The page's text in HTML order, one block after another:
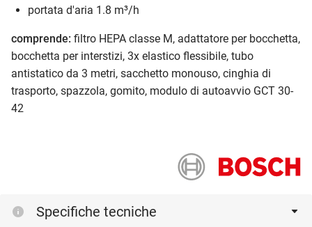
portata d'aria 1.8 m³/h
comprende: filtro HEPA classe M, adattatore per bocchetta,
bocchetta per interstizi, 3x elastico flessibile, tubo
antistatico da 3 metri, sacchetto monouso, cinghia di
trasporto, spazzola, gomito, modulo di autoavvio GCT 30-
42
Specifiche tecniche